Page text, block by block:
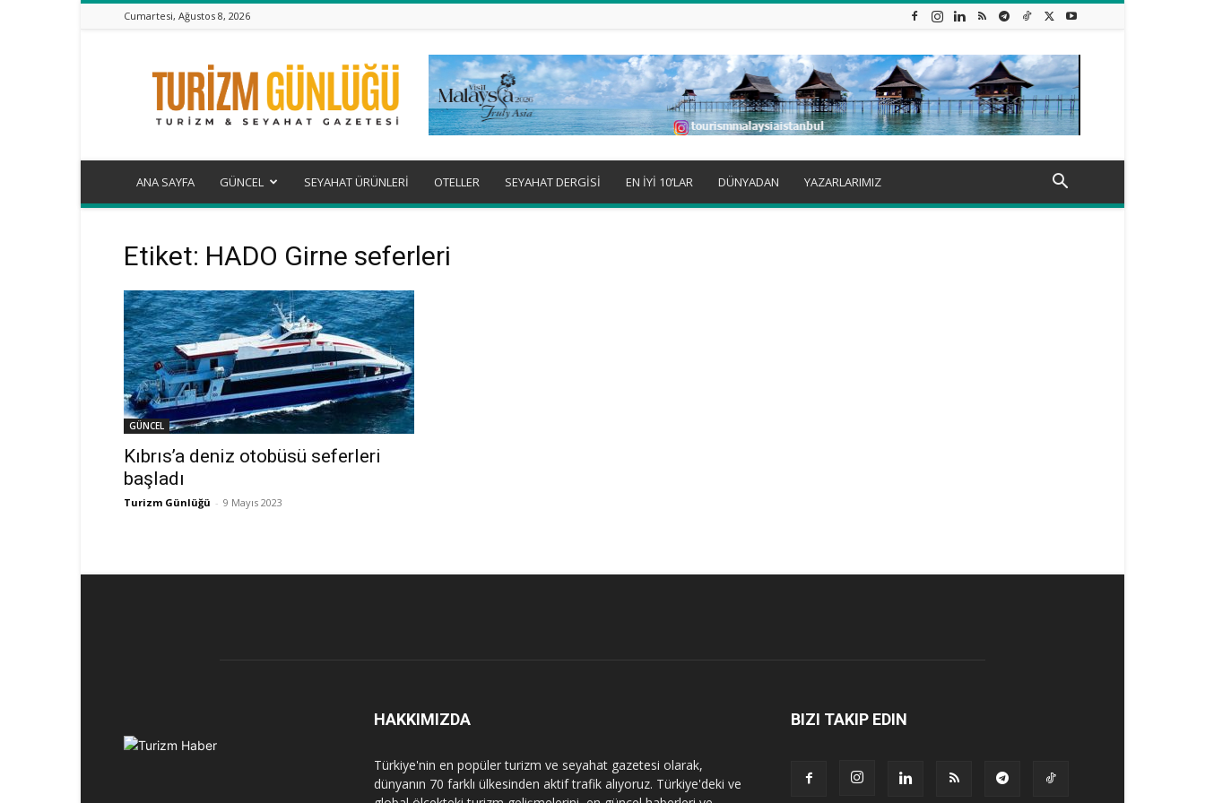
Cumartesi, Ağustos 8, 2026
Turizm
Günlüğü
ANA SAYFA GÜNCEL SEYAHAT ÜRÜNLERİ OTELLER SEYAHAT DERGİSİ EN İYİ 10’LAR DÜNYADAN YAZARLARIMIZ
Etiket: HADO Girne seferleri
GÜNCEL
Kıbrıs’a deniz otobüsü seferleri
başladı
Turizm Günlüğü - 9 Mayıs 2023
HAKKIMIZDA
Türkiye'nin en popüler turizm ve seyahat gazetesi olarak,
dünyanın 70 farklı ülkesinden aktif trafik alıyoruz. Türkiye'deki ve
BIZI TAKIP EDIN